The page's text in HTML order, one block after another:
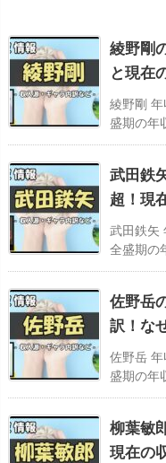
綾野剛
と現在
綾野剛
盛期の年
武田鉄
超！現
武田鉄矢
全盛期の
佐野岳
訳！な
佐野岳
盛期の年
柳葉敏
現在の